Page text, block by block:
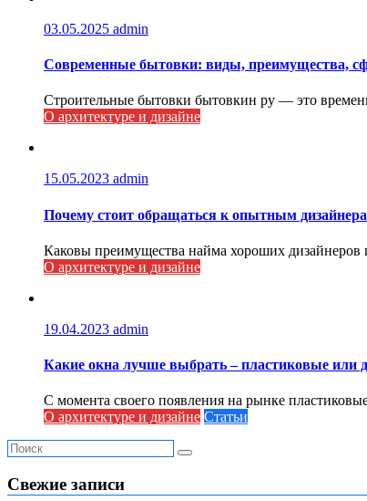
03.05.2025 admin
Современные бытовки: виды, преимущества,
Строительные бытовки бытовкин ру — это
О архитектуре и дизайне
15.05.2023 admin
Почему стоит обращаться к опытным
Каковы преимущества найма хороших
О архитектуре и дизайне
19.04.2023 admin
Какие окна лучше выбрать – пластиковые или
С момента своего появления на рынке
О архитектуре и дизайне Статьи
Свежие записи